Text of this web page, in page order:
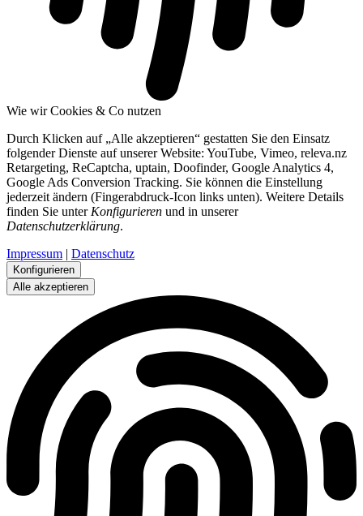
Wie wir Cookies & Co nutzen
Durch Klicken auf „Alle akzeptieren“ gestatten Sie den Einsatz
folgender Dienste auf unserer Website: YouTube, Vimeo, releva.nz
Retargeting, ReCaptcha, uptain, Doofinder, Google Analytics 4,
Google Ads Conversion Tracking. Sie können die Einstellung
jederzeit ändern (Fingerabdruck-Icon links unten). Weitere Details
finden Sie unter Konfigurieren und in unserer
Datenschutzerklärung.
Impressum | Datenschutz
Konfigurieren
Alle akzeptieren